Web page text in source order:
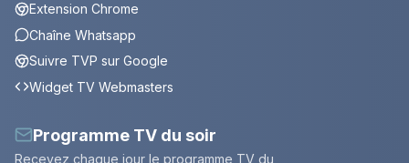
Extension Chrome
Chaîne Whatsapp
Suivre TVP sur Google
Widget TV Webmasters
Programme TV du soir
Recevez chaque jour le programme TV du